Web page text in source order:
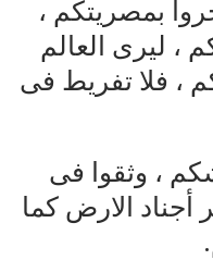
بمصريتكم ،
، ليرى العالم
، فلا تفريط فى
، وثقوا فى
أجناد الارض كما